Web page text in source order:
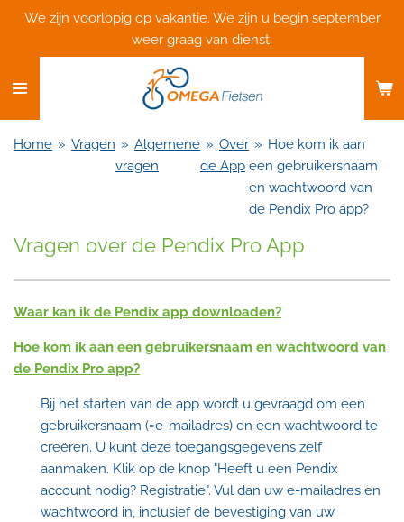
Ga
de
We zijn voorlopig op vakantie. We zijn u begin september
weer graag van dienst.
Home » Vragen » Algemene
vragen
» Over
de App
» Hoe kom ik aan
een gebruikersnaam
en wachtwoord van
de Pendix Pro app?
Vragen over de Pendix Pro App
Waar kan ik de Pendix app downloaden?
Hoe kom ik aan een gebruikersnaam en wachtwoord van
de Pendix Pro app?
Bij het starten van de app wordt u gevraagd om een
gebruikersnaam (=e-mailadres) en een wachtwoord te
creëren. U kunt deze toegangsgegevens zelf
aanmaken. Klik op de knop "Heeft u een Pendix
account nodig? Registratie". Vul dan uw e-mailadres en
wachtwoord in, inclusief de bevestiging van uw